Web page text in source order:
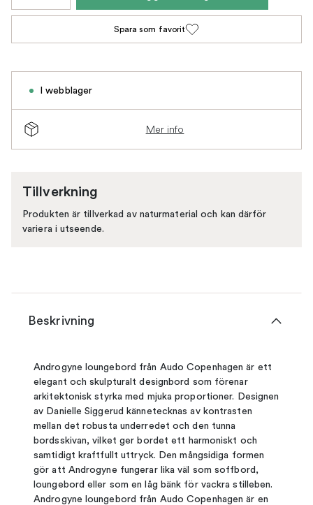
Spara som favorit
I webblager
Mer info
Tillverkning
Produkten är tillverkad av naturmaterial och kan därför
variera i utseende.
Beskrivning
Androgyne loungebord från Audo Copenhagen är ett
elegant och skulpturalt designbord som förenar
arkitektonisk styrka med mjuka proportioner. Designen
av Danielle Siggerud kännetecknas av kontrasten
mellan det robusta underredet och den tunna
bordsskivan, vilket ger bordet ett harmoniskt och
samtidigt kraftfullt uttryck. Den mångsidiga formen
gör att Androgyne fungerar lika väl som soffbord,
loungebord eller som en låg bänk för vackra stilleben.
Androgyne loungebord från Audo Copenhagen är en